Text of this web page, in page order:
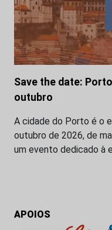
Save the date:
outubro
A cidade do Porto é o
outubro de 2026, de
um evento dedicado à
APOIOS